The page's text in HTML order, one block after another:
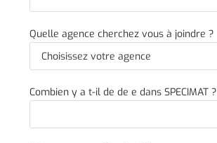
Quelle agence cherchez vous à joindre ?
Combien y a t-il de de e dans SPECIMAT ?